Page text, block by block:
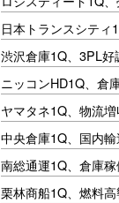
日本トランスシティ
渋沢倉庫1Q、3PL
ニッコンHD1Q、倉
ヤマタネ1Q、物流
中央倉庫1Q、国内
南総通運1Q、倉庫
栗林商船1Q、燃料